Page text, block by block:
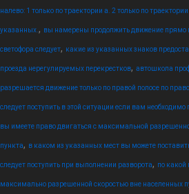
налево: 1 только по траектории а. 2 только по
указанных. , вы намерены продолжить движение
светофора следует, какие из указанных знаков
проезда нерегулируемых перекрестков, автошкола
разрешается движение только по правой полосе по
следует поступить в этой ситуации если вам необходимо
вы имеете право двигаться с максимальной
пункта, в каком из указанных мест вы можете
следует поступить при выполнении разворота, по какой
максимально разрешенной скоростью вне населенных